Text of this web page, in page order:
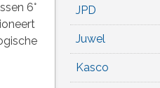
6°
JPD
Juwel
Kasco